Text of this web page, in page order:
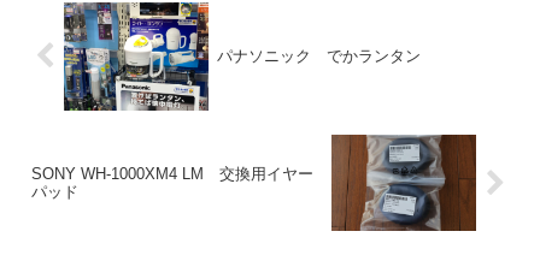
パナソニック でかランタン
SONY WH-1000XM4 LM 交換用イヤー
パッド